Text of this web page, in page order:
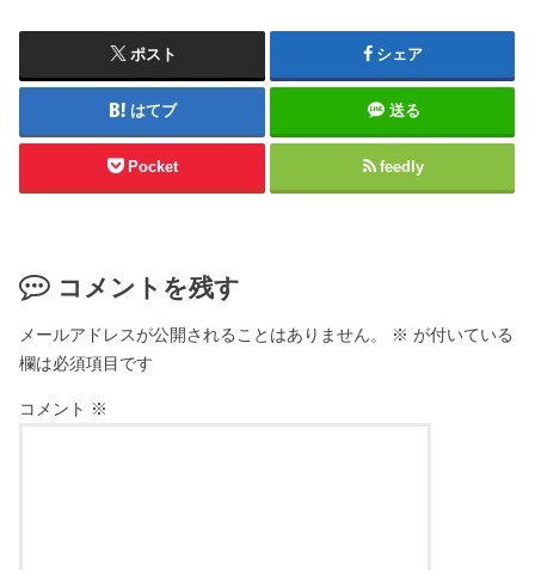
ポスト シェア
はてブ 送る
Pocket feedly
コメントを残す
メールアドレスが公開されることはありません。 ※ が付いている
欄は必須項目です
コメント ※